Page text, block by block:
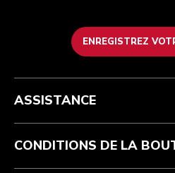
ENREGISTREZ
Health Check
Suivez votre commande
Garantie et documents
Recupel
Conditions générales de vente
Retours et remboursements
Imprint
ODR
La marque
Trouver une boutique
ASSISTANCE
CONDITIONS DE LA